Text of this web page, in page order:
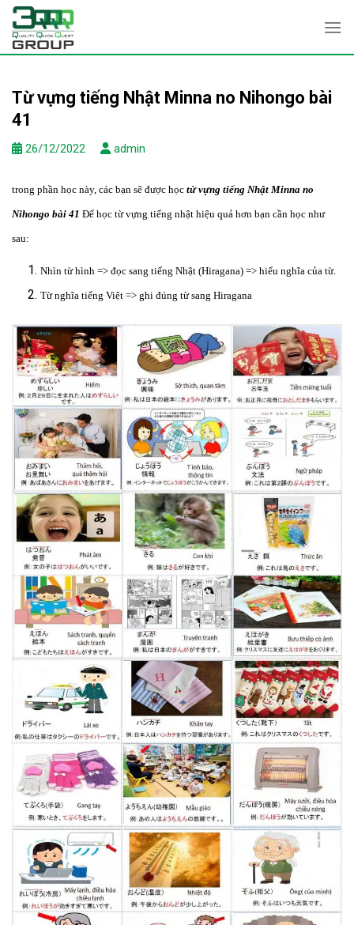
Skip
content
Từ vựng tiếng Nhật Minna no Nihongo bài
41
26/12/2022 admin
trong phần học này, các bạn sẽ được học từ vựng tiếng Nhật Minna no
Nihongo bài 41 Để học từ vựng tiếng nhật hiệu quả hơn bạn cần học như
sau:
Nhìn từ hình => đọc sang tiếng Nhật (Hiragana) => hiểu nghĩa của từ.
Từ nghĩa tiếng Việt => ghi đúng từ sang Hiragana